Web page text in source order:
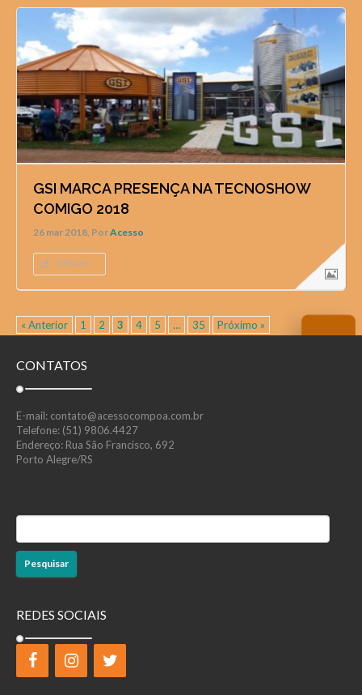
GSI MARCA PRESENÇA NA TECNOSHOW
COMIGO 2018
26 mar 2018, PorAcesso
0 Share
« Anterior 1 2 3 4 5 … 35 Próximo »
CONTATOS
E-mail: contato@acessocompoa.com.br
Telefone: (51) 9806.4427
Endereço: Rua São Francisco, 692
Porto Alegre/RS
por:
REDES SOCIAIS